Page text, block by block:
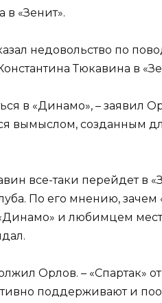
недовольство по
Тюкавина в
в «Динамо», – заявил
вымыслом, созданным
все-таки перейдет в
По его мнению, зачем
и любимцем
Орлов. – «Спартак»
поддерживают и